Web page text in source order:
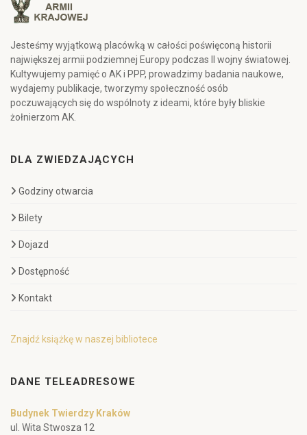
Jesteśmy wyjątkową placówką w całości poświęconą historii
największej armii podziemnej Europy podczas II wojny światowej.
Kultywujemy pamięć o AK i PPP, prowadzimy badania naukowe,
wydajemy publikacje, tworzymy społeczność osób
poczuwających się do wspólnoty z ideami, które były bliskie
żołnierzom AK.
DLA ZWIEDZAJĄCYCH
Godziny otwarcia
Bilety
Dojazd
Dostępność
Kontakt
Znajdź książkę w naszej bibliotece
DANE TELEADRESOWE
Budynek Twierdzy Kraków
ul. Wita Stwosza 12